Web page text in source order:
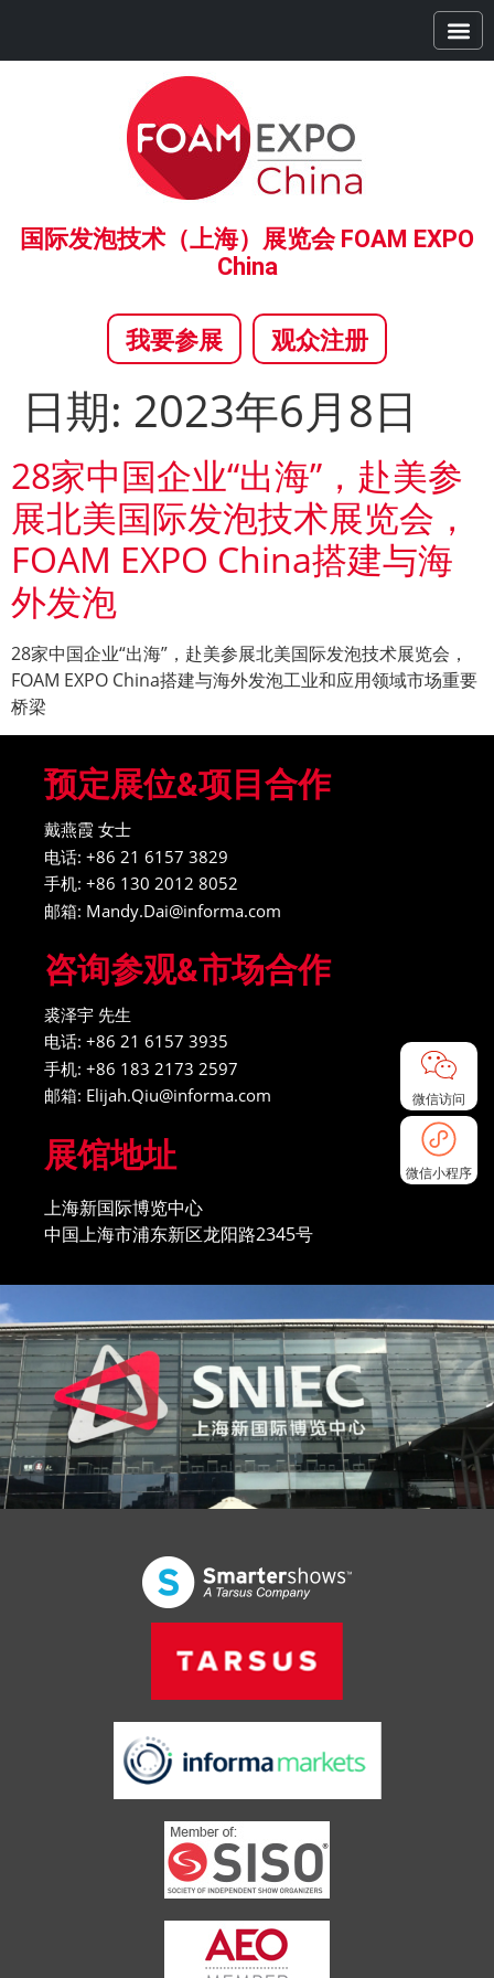
国际发泡技术（上海）展览会 FOAM EXPO
China
我要参展 观众注册
日期: 2023年6月8日
28家中国企业“出海”，赴美参
展北美国际发泡技术展览会，
FOAM EXPO China搭建与海
外发泡
28家中国企业“出海”，赴美参展北美国际发泡技术展览会，
FOAM EXPO China搭建与海外发泡工业和应用领域市场重要
桥梁
预定展位&项目合作
戴燕霞 女士
电话: +86 21 6157 3829
手机: +86 130 2012 8052
邮箱: Mandy.Dai@informa.com
咨询参观&市场合作
裘泽宇 先生
电话: +86 21 6157 3935
手机: +86 183 2173 2597
邮箱: Elijah.Qiu@informa.com
展馆地址
上海新国际博览中心
中国上海市浦东新区龙阳路2345号
微信访问
微信小程序